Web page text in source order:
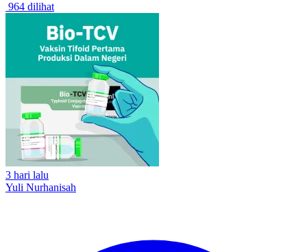
964 dilihat
3 hari lalu
Yuli Nurhanisah